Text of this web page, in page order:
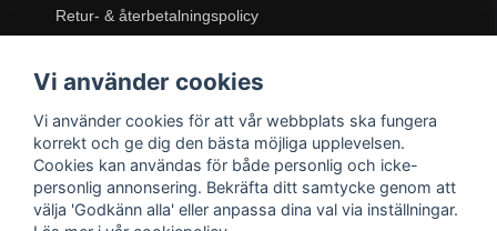
Retur- & återbetalningspolicy
Dukning & Servering
Kök & Matlagning
Belysning
Textil & Mattor
Möbler
Vi använder cookies
Vi använder cookies för att vår webbplats ska fungera
korrekt och ge dig den bästa möjliga upplevelsen.
Cookies kan användas för både personlig och icke-
personlig annonsering. Bekräfta ditt samtycke genom att
välja 'Godkänn alla' eller anpassa dina val via inställningar.